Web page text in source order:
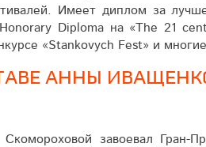
Имеет диплом за
Diploma на «The 21
«Stankovych Fest» и многие
АННЫ
завоевал Гран-